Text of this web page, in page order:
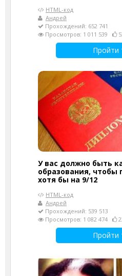
HTML-код
Андрей
Прохождений: 652 741
Просмотров: 1 011 539
Пройти
У вас должно быть
образования, чтобы
хотя бы на 9/12
HTML-код
Андрей
Прохождений: 539 513
Просмотров: 1 082 474
Пройти